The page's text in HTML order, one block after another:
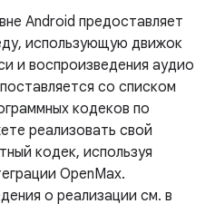
Android предоставляет
использующую движок
и воспроизведения аудио
со списком
кодеков по
реализовать свой
кодек, используя
OpenMax.
о реализации см. в